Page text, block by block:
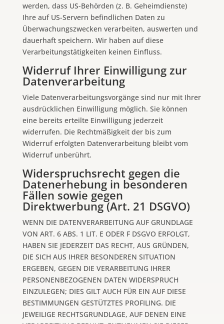
werden, dass US-Behörden (z. B. Geheimdienste)
Ihre auf US-Servern befindlichen Daten zu
Überwachungszwecken verarbeiten, auswerten und
dauerhaft speichern. Wir haben auf diese
Verarbeitungstätigkeiten keinen Einfluss.
Widerruf Ihrer Einwilligung zur
Datenverarbeitung
Viele Datenverarbeitungsvorgänge sind nur mit Ihrer
ausdrücklichen Einwilligung möglich. Sie können
eine bereits erteilte Einwilligung jederzeit
widerrufen. Die Rechtmäßigkeit der bis zum
Widerruf erfolgten Datenverarbeitung bleibt vom
Widerruf unberührt.
Widerspruchsrecht gegen die
Datenerhebung in besonderen
Fällen sowie gegen
Direktwerbung (Art. 21 DSGVO)
WENN DIE DATENVERARBEITUNG AUF GRUNDLAGE
VON ART. 6 ABS. 1 LIT. E ODER F DSGVO ERFOLGT,
HABEN SIE JEDERZEIT DAS RECHT, AUS GRÜNDEN,
DIE SICH AUS IHRER BESONDEREN SITUATION
ERGEBEN, GEGEN DIE VERARBEITUNG IHRER
PERSONENBEZOGENEN DATEN WIDERSPRUCH
EINZULEGEN; DIES GILT AUCH FÜR EIN AUF DIESE
BESTIMMUNGEN GESTÜTZTES PROFILING. DIE
JEWEILIGE RECHTSGRUNDLAGE, AUF DENEN EINE